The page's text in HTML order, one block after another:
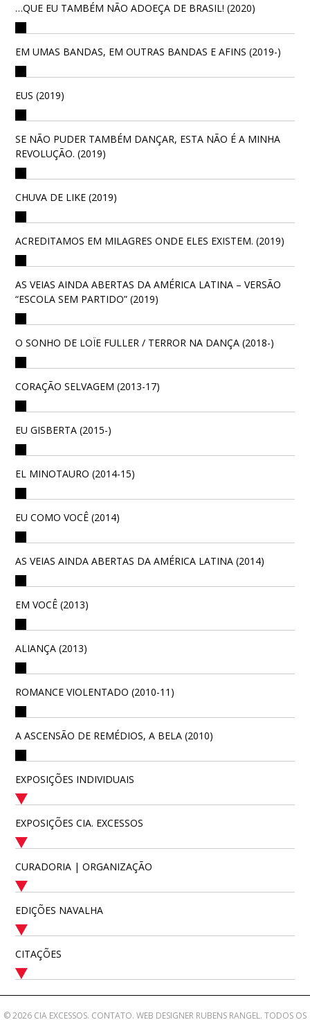
…QUE EU TAMBÉM NÃO ADOEÇA DE BRASIL! (2020)
EM UMAS BANDAS, EM OUTRAS BANDAS E AFINS (2019-)
EUS (2019)
SE NÃO PUDER TAMBÉM DANÇAR, ESTA NÃO É A MINHA
REVOLUÇÃO. (2019)
CHUVA DE LIKE (2019)
ACREDITAMOS EM MILAGRES ONDE ELES EXISTEM. (2019)
AS VEIAS AINDA ABERTAS DA AMÉRICA LATINA – VERSÃO
“ESCOLA SEM PARTIDO” (2019)
O SONHO DE LOÏE FULLER / TERROR NA DANÇA (2018-)
CORAÇÃO SELVAGEM (2013-17)
EU GISBERTA (2015-)
EL MINOTAURO (2014-15)
EU COMO VOCÊ (2014)
AS VEIAS AINDA ABERTAS DA AMÉRICA LATINA (2014)
EM VOCÊ (2013)
ALIANÇA (2013)
ROMANCE VIOLENTADO (2010-11)
A ASCENSÃO DE REMÉDIOS, A BELA (2010)
EXPOSIÇÕES INDIVIDUAIS
EXPOSIÇÕES CIA. EXCESSOS
CURADORIA | ORGANIZAÇÃO
EDIÇÕES NAVALHA
CITAÇÕES
© 2026 CIA EXCESSOS. CONTATO. WEB DESIGNER RUBENS RANGEL. TODOS OS